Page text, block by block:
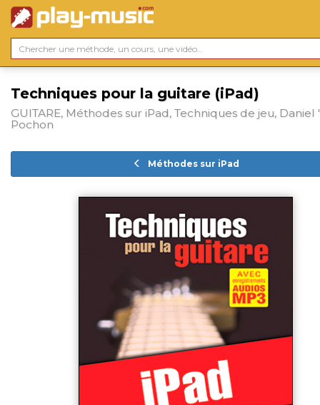
Techniques pour la guitare (iPad)
GUITARE, Méthodes sur iPad, Techniques de jeu, Daniel
Pochon
Méthodes sur iPad